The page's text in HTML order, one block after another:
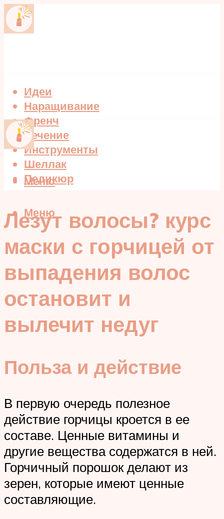
Идеи
Наращивание
Френч
Лечение
Инструменты
Шеллак
Педикюр
Меню
Меню
Лезут волосы? курс
маски с горчицей от
выпадения волос
остановит и
вылечит недуг
Польза и действие
В первую очередь полезное
действие горчицы кроется в ее
составе. Ценные витамины и
другие вещества содержатся в ней.
Горчичный порошок делают из
зерен, которые имеют ценные
составляющие.